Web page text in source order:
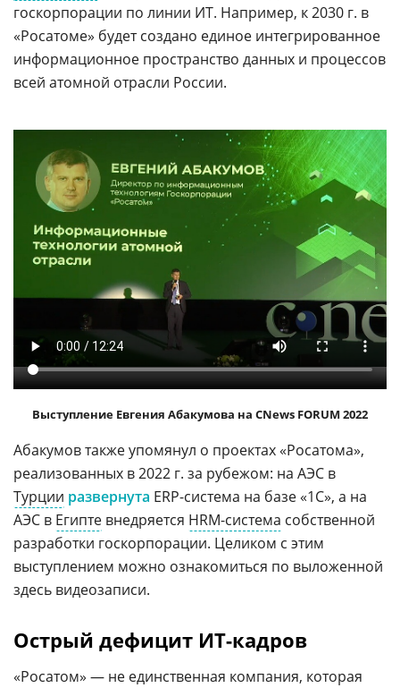
госкорпорации по линии ИТ. Например, к 2030 г. в
«Росатоме» будет создано единое интегрированное
информационное пространство данных и процессов
всей атомной отрасли России.
Выступление Евгения Абакумова на CNews FORUM 2022
Абакумов также упомянул о проектах «Росатома»,
реализованных в 2022 г. за рубежом: на АЭС в
Турции развернута ERP-система на базе «1С», а на
АЭС в Египте внедряется HRM-система собственной
разработки госкорпорации. Целиком с этим
выступлением можно ознакомиться по выложенной
здесь видеозаписи.
Острый дефицит ИТ-кадров
«Росатом» — не единственная компания, которая